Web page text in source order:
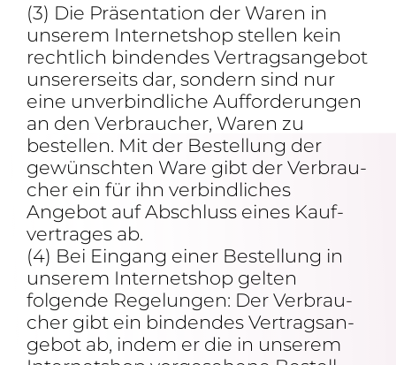
(3) Die Präsen­ta­tion der Waren in
unserem Inter­net­shop stellen kein
recht­lich bindendes Vertrags­an­gebot
unse­rer­seits dar, sondern sind nur
eine unver­bind­liche Auffor­de­rungen
an den Verbrau­cher, Waren zu
bestellen. Mit der Bestel­lung der
gewünschten Ware gibt der Verbrau­
cher ein für ihn verbind­li­ches
Angebot auf Abschluss eines Kauf­
ver­trages ab.
(4) Bei Eingang einer Bestel­lung in
unserem Inter­net­shop gelten
folgende Rege­lungen: Der Verbrau­
cher gibt ein bindendes Vertrags­an­
gebot ab, indem er die in unserem